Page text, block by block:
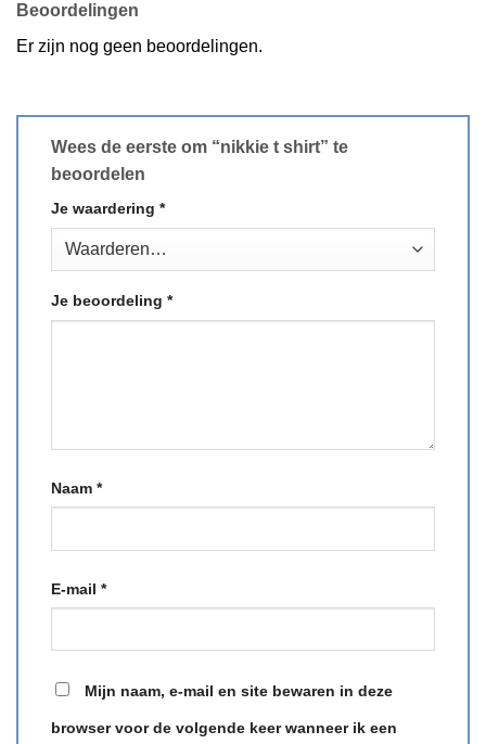
Beoordelingen
Er zijn nog geen beoordelingen.
Wees de eerste om “nikkie t shirt” te
beoordelen
Je waardering *
Je beoordeling *
Naam *
E-mail *
Mijn naam, e-mail en site bewaren in deze
browser voor de volgende keer wanneer ik een